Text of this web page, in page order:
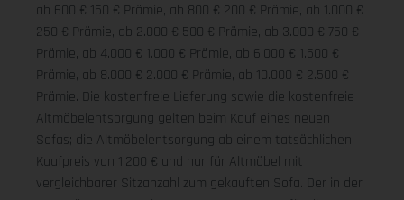
ab 600 € 150 € Prämie, ab 800 € 200 € Prämie, ab 1.000 €
250 € Prämie, ab 2.000 € 500 € Prämie, ab 3.000 € 750 €
Prämie, ab 4.000 € 1.000 € Prämie, ab 6.000 € 1.500 €
Prämie, ab 8.000 € 2.000 € Prämie, ab 10.000 € 2.500 €
Prämie. Die kostenfreie Lieferung sowie die kostenfreie
Altmöbelentsorgung gelten beim Kauf eines neuen
Sofas; die Altmöbelentsorgung ab einem tatsächlichen
Kaufpreis von 1.200 € und nur für Altmöbel mit
vergleichbarer Sitzanzahl zum gekauften Sofa. Der in der